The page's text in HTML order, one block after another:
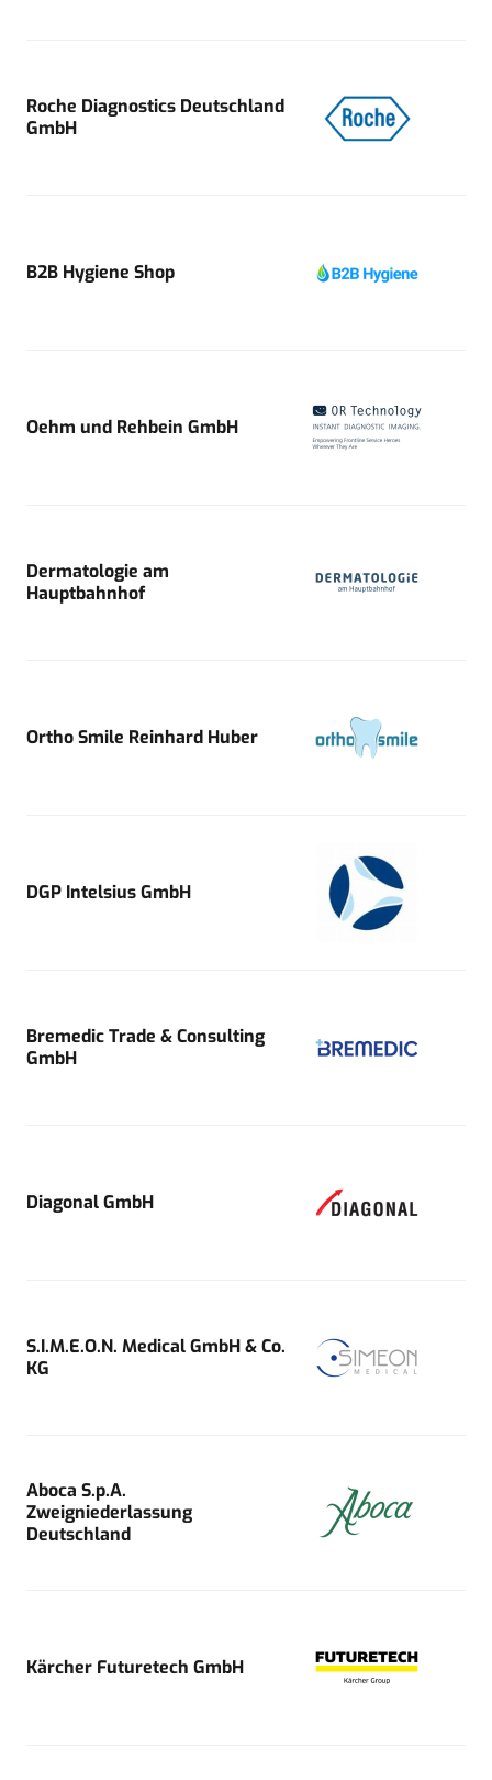
Roche Diagnostics Deutschland
GmbH
B2B Hygiene Shop
Oehm und Rehbein GmbH
Dermatologie am
Hauptbahnhof
Ortho Smile Reinhard Huber
DGP Intelsius GmbH
Bremedic Trade & Consulting
GmbH
Diagonal GmbH
S.I.M.E.O.N. Medical GmbH & Co.
KG
Aboca S.p.A.
Zweigniederlassung
Deutschland
Kärcher Futuretech GmbH